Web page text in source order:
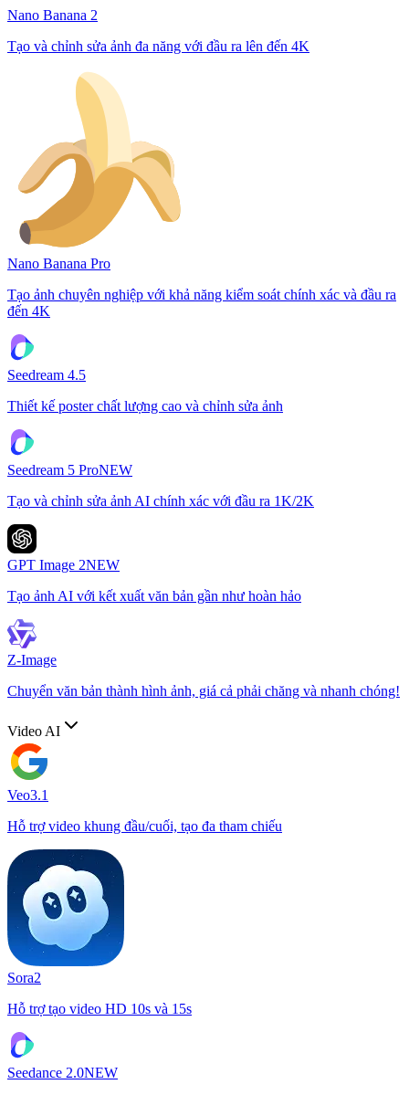
Nano Banana 2
Tạo và chỉnh sửa ảnh đa năng với đầu ra lên đến 4K
Nano Banana Pro
Tạo ảnh chuyên nghiệp với khả năng kiểm soát chính xác và đầu ra
đến 4K
Seedream 4.5
Thiết kế poster chất lượng cao và chỉnh sửa ảnh
Seedream 5 ProNEW
Tạo và chỉnh sửa ảnh AI chính xác với đầu ra 1K/2K
GPT Image 2NEW
Tạo ảnh AI với kết xuất văn bản gần như hoàn hảo
Z-Image
Chuyển văn bản thành hình ảnh, giá cả phải chăng và nhanh chóng!
Video AI
Veo3.1
Hỗ trợ video khung đầu/cuối, tạo đa tham chiếu
Sora2
Hỗ trợ tạo video HD 10s và 15s
Seedance 2.0NEW